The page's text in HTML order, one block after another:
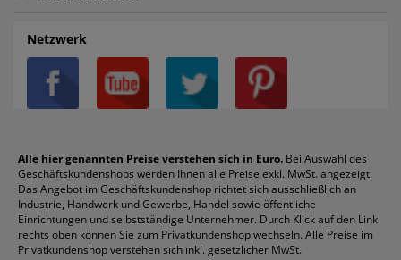
AGB
Datenschutz
Privatsphäre-Einstellungen
Über uns
Reklamation / Retouren
Vertrag widerrufen (Privatkunden)
Rabatte & Aktionen
Batterien
Bleistifte
Blöcke
Boardmarker
Briefumschläge
Druckerpatronen
Etiketten
Fineliner
Folienschreiber
Heftstreifen
Kaffee
Klebeband
Klemmmappen
Kopierpapier
Korrekturmittel
Kugelschreiber
Mappen
Radiergummis
Schnellhefter
Sichthüllen
Taschenrechner
Textmarker
Tintenroller
Tintenpatronen
Toilettenpapier
Alco
Avery/Zweckform
Canon
Durable
DYMO
Edding
Esselte
Faber-Castell
Leitz
Läufer
Melitta
Pentel
Pelikan
Pilot
Pritt
Schneider
Netzwerk
Alle hier genannten Preise verstehen sich in Euro. Bei Auswahl des
Geschäftskundenshops werden Ihnen alle Preise exkl. MwSt. angezeigt.
Das Angebot im Geschäftskundenshop richtet sich ausschließlich an
Industrie, Handwerk und Gewerbe, Handel sowie öffentliche
Einrichtungen und selbstständige Unternehmer. Durch Klick auf den Link
rechts oben können Sie zum Privatkundenshop wechseln. Alle Preise im
Privatkundenshop verstehen sich inkl. gesetzlicher MwSt.